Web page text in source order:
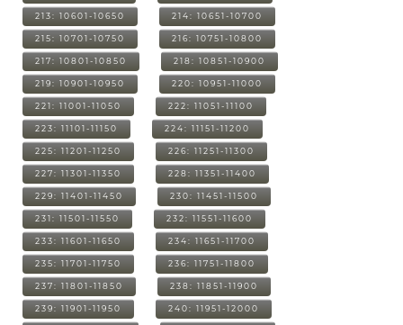
213: 10601-10650 214: 10651-10700
215: 10701-10750 216: 10751-10800
217: 10801-10850 218: 10851-10900
219: 10901-10950 220: 10951-11000
221: 11001-11050 222: 11051-11100
223: 11101-11150 224: 11151-11200
225: 11201-11250 226: 11251-11300
227: 11301-11350 228: 11351-11400
229: 11401-11450 230: 11451-11500
231: 11501-11550 232: 11551-11600
233: 11601-11650 234: 11651-11700
235: 11701-11750 236: 11751-11800
237: 11801-11850 238: 11851-11900
239: 11901-11950 240: 11951-12000